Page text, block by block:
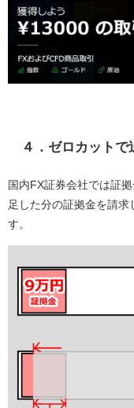
４．ゼロカットで
国内FX証券会社では証
足した分の証拠金を請求
す。